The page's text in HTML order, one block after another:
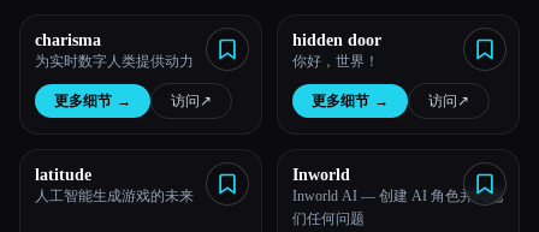
比较工具
所有分类
charisma
为实时数字人类提供动力
更多细节 → 访问 ↗︎
hidden door
你好，世界！
更多细节 → 访问 ↗︎
latitude
人工智能生成游戏的未来
Inworld
Inworld AI — 创建 AI 角色并问他
们任何问题